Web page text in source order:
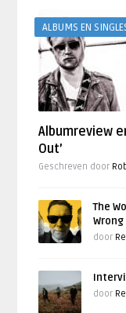
ALBUMS EN
Albumreview
Out’
Geschreven door
The
door
door